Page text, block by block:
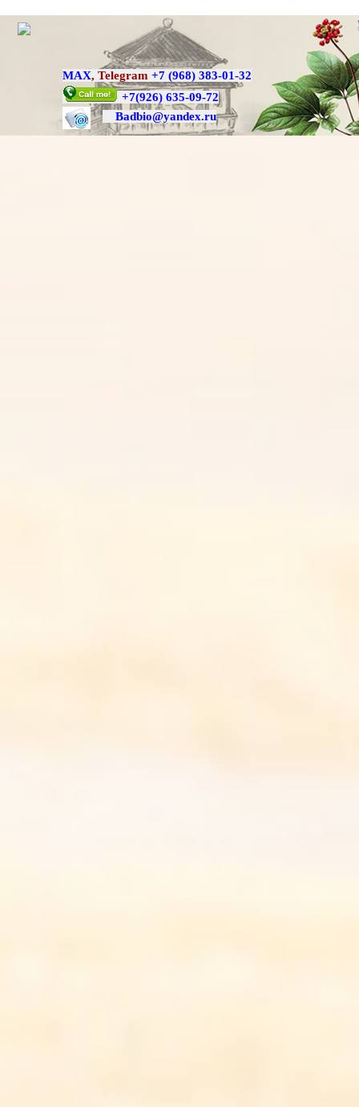
MAX, Telegram +7 (968) 383-01-32
+7(926) 635-09-72
Badbio@yandex.ru